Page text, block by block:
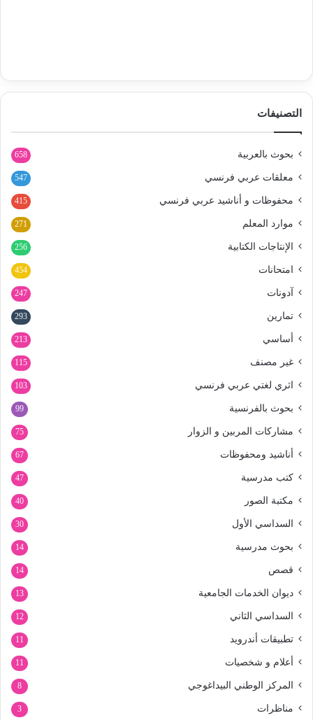
التصنيفات
بحوث بالعربية 658
معلقات عربي فرنسي 547
محفوظات و أناشيد عربي فرنسي 415
موارد المعلم 271
الإنتاجات الكتابية 256
امتحانات 454
آدونات 247
تمارين 293
أساسي 213
غير مصنف 115
اثري لغتي عربي فرنسي 103
بحوث بالفرنسية 99
مشاركات المربين و الزوار 75
أناشيد ومحفوظات 67
كتب مدرسية 47
مكتبة الصور 40
السداسي الأول 30
بحوث مدرسية 14
قصص 14
ديوان الخدمات الجامعية 13
السداسي الثاني 12
تطبيقات أندرويد 11
أعلام و شخصيات 11
المركز الوطني البيداغوجي 8
مناظرات 3